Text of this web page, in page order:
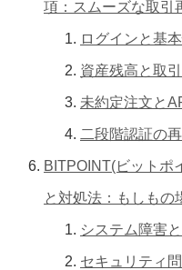
項：スムーズな取引
ログインと基
資産残高と取
未約定注文と
二段階認証の
BITPOINT(ビットポ
と対処法：もしもの
システム障害
セキュリティ